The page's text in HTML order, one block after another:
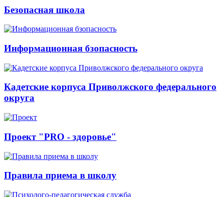
Безопасная школа
Информационная бзопасность
Кадетские корпуса Приволжского федерального
округа
Проект "PRO - здоровье"
Правила приема в школу